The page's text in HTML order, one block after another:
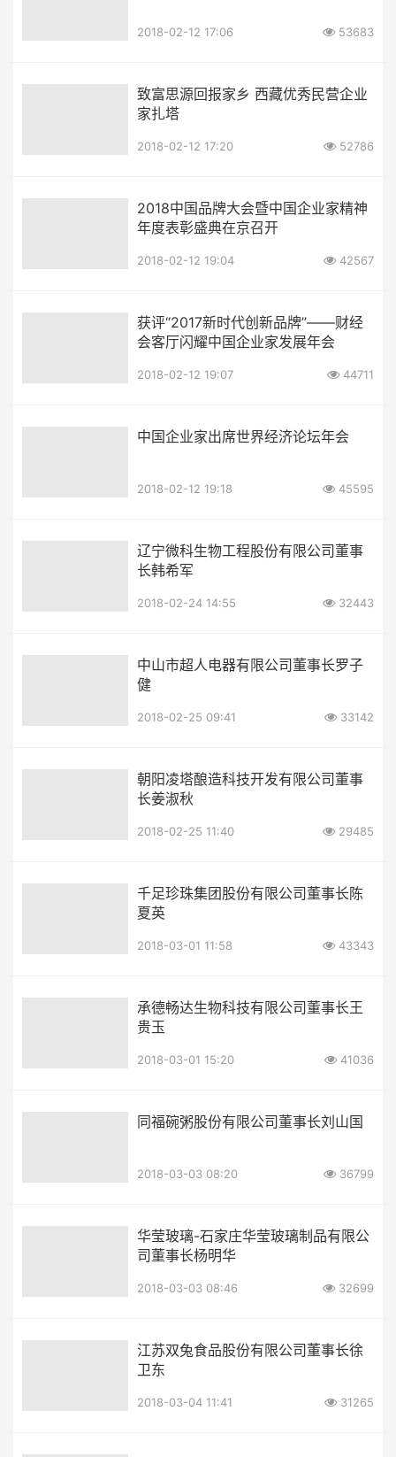
2018-02-12 17:06 53683
致富思源回报家乡 西藏优秀民营企业
家扎塔
2018-02-12 17:20 52786
2018中国品牌大会暨中国企业家精神
年度表彰盛典在京召开
2018-02-12 19:04 42567
获评“2017新时代创新品牌”——财经
会客厅闪耀中国企业家发展年会
2018-02-12 19:07 44711
中国企业家出席世界经济论坛年会
2018-02-12 19:18 45595
辽宁微科生物工程股份有限公司董事
长韩希军
2018-02-24 14:55 32443
中山市超人电器有限公司董事长罗子
健
2018-02-25 09:41 33142
朝阳凌塔酿造科技开发有限公司董事
长姜淑秋
2018-02-25 11:40 29485
千足珍珠集团股份有限公司董事长陈
夏英
2018-03-01 11:58 43343
承德畅达生物科技有限公司董事长王
贵玉
2018-03-01 15:20 41036
同福碗粥股份有限公司董事长刘山国
2018-03-03 08:20 36799
华莹玻璃-石家庄华莹玻璃制品有限公
司董事长杨明华
2018-03-03 08:46 32699
江苏双兔食品股份有限公司董事长徐
卫东
2018-03-04 11:41 31265